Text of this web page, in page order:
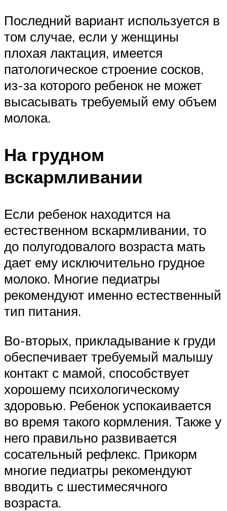
Последний вариант используется в
том случае, если у женщины
плохая лактация, имеется
патологическое строение сосков,
из-за которого ребенок не может
высасывать требуемый ему объем
молока.
На грудном
вскармливании
Если ребенок находится на
естественном вскармливании, то
до полугодовалого возраста мать
дает ему исключительно грудное
молоко. Многие педиатры
рекомендуют именно естественный
тип питания.
Во-вторых, прикладывание к груди
обеспечивает требуемый малышу
контакт с мамой, способствует
хорошему психологическому
здоровью. Ребенок успокаивается
во время такого кормления. Также у
него правильно развивается
сосательный рефлекс. Прикорм
многие педиатры рекомендуют
вводить с шестимесячного
возраста.